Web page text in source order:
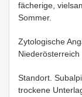
fächerige,
Sommer.
Zytologische
Niederösterreich
Standort.
trockene